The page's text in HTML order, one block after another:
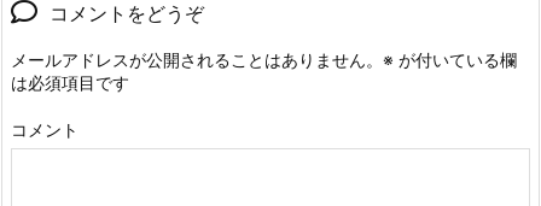
コメントをどうぞ
メールアドレスが公開されることはありません。 ※ が付いている欄
は必須項目です
コメント